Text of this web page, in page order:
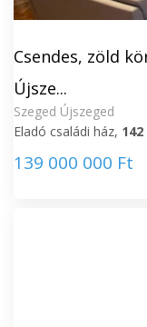
Csendes, zöld
Újsze...
Szeged Újszeged
Eladó családi ház,
139 000 000 Ft